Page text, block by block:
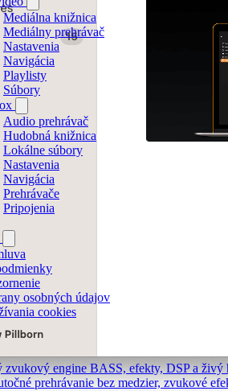
Mediálna knižnica
Mediálny prehrávač
Nastavenia
Navigácia
Playlisty
Súbory
Audio prehrávač
Hudobná knižnica
Lokálne súbory
Nastavenia
Navigácia
Prehrávače
Pripojenia
osobných údajov
cookies
zvukový engine BASS, efekty, DSP a živý
prehrávanie bez medzier, zvukové